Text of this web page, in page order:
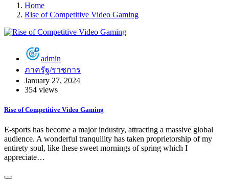
Home
Rise of Competitive Video Gaming
admin
ภาครัฐ/ราชการ
January 27, 2024
354 views
Rise of Competitive Video Gaming
E-sports has become a major industry, attracting a massive global
audience. A wonderful tranquility has taken proprietorship of my
entirety soul, like these sweet mornings of spring which I
appreciate…